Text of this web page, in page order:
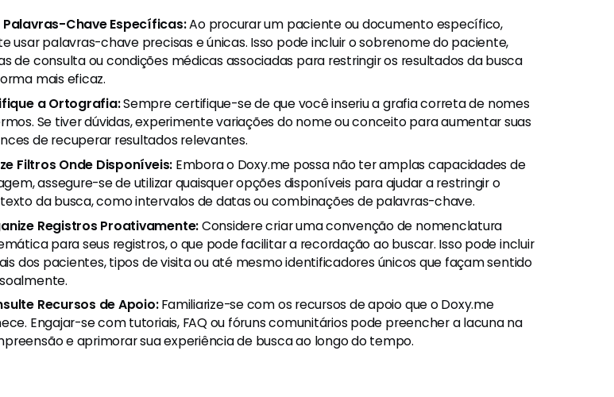
Palavras-Chave Específicas:Ao procurar um paciente ou documento específico,
usar palavras-chave precisas e únicas. Isso pode incluir o sobrenome do paciente,
de consulta ou condições médicas associadas para restringir os resultados da busca
mais eficaz.
a Ortografia:Sempre certifique-se de que você inseriu a grafia correta de nomes
Se tiver dúvidas, experimente variações do nome ou conceito para aumentar suas
de recuperar resultados relevantes.
Filtros Onde Disponíveis: Embora o Doxy.me possa não ter amplas capacidades de
assegure-se de utilizar quaisquer opções disponíveis para ajudar a restringir o
da busca, como intervalos de datas ou combinações de palavras-chave.
Registros Proativamente:Considere criar uma convenção de nomenclatura
para seus registros, o que pode facilitar a recordação ao buscar. Isso pode incluir
dos pacientes, tipos de visita ou até mesmo identificadores únicos que façam sentido
Recursos de Apoio:Familiarize-se com os recursos de apoio que o Doxy.me
Engajar-se com tutoriais, FAQ ou fóruns comunitários pode preencher a lacuna na
e aprimorar sua experiência de busca ao longo do tempo.